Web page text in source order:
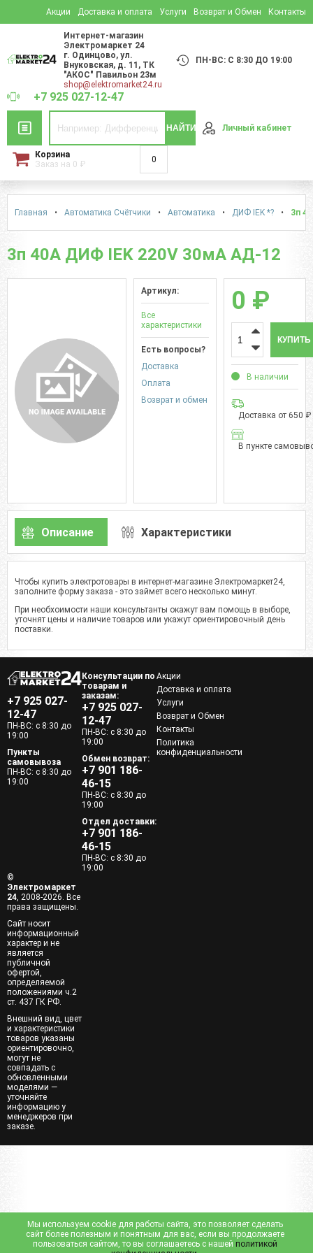
Акции Доставка и оплата Услуги Возврат и Обмен Контакты
Интернет-магазин
Электромаркет 24
г. Одинцово,ул.
Внуковская, д. 11 , ТК
"АКОС" Павильон 23м
shop@elektromarket24.ru
ПН-ВС: С 8:30 ДО 19:00
+7 925 027-12-47
НАЙТИ Личный кабинет
Корзина
Заказ на 0 ₽ 0
Главная • Автоматика Счётчики • Автоматика • ДИФ IEK *? • 3п
3п 40А ДИФ IEK 220V 30мА АД-12
Артикул:
Все
характеристики
Есть вопросы?
Доставка
Оплата
Возврат и обмен
0 ₽
КУПИТЬ
В наличии
Доставка от 650 ₽
В пункте
Описание Характеристики
Чтобы купить электротовары в интернет-магазине Электромаркет24,
заполните форму заказа - это займет всего несколько минут.
При необхоимости наши консультанты окажут вам помощь в выборе,
уточнят цены и наличие товаров или укажут ориентировочный день
поставки.
+7 925 027-
12-47
ПН-ВС: с 8:30 до
19:00
Пункты
самовывоза
ПН-ВС: с 8:30 до
19:00
Консультации по
товарам и
заказам:
+7 925 027-
12-47
ПН-ВС: с 8:30 до
19:00
Обмен возврат:
+7 901 186-
46-15
ПН-ВС: с 8:30 до
19:00
Отдел доставки:
+7 901 186-
46-15
ПН-ВС: с 8:30 до
19:00
Акции
Доставка и оплата
Услуги
Возврат и Обмен
Контакты
Политика
конфиденциальности
©
Электромаркет
24, 2008-2026. Все
права защищены.
Сайт носит
информационный
характер и не
является
публичной
офертой,
определяемой
положениями ч.2
ст. 437 ГК РФ.
Внешний вид, цвет
и характеристики
товаров указаны
ориентировочно,
могут не
совпадать с
обновленными
моделями —
уточняйте
информацию у
менеджеров при
заказе.
Мы используем cookie для работы сайта, это позволяет сделать
сайт более полезным и понятным для вас, если вы продолжаете
пользоваться сайтом, то вы соглашаетесь с нашей политикой